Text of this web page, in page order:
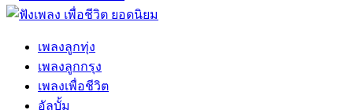
เพลงลูกทุ่ง
เพลงลูกกรุง
เพลงเพื่อชีวิต
อัลบั้ม